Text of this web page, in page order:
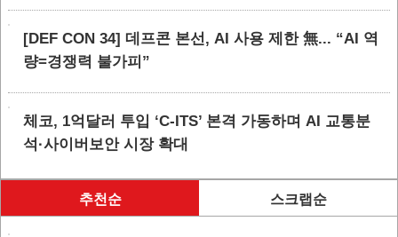
[DEF CON 34] 데프콘 본선, AI 사용 제한 無... “AI 역
량=경쟁력 불가피”
체코, 1억달러 투입 ‘C-ITS’ 본격 가동하며 AI 교통분
석·사이버보안 시장 확대
추천순 스크랩순